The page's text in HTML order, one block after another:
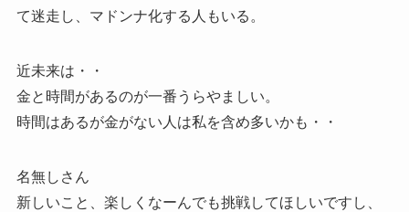
て迷走し、マドンナ化する人もいる。
近未来は・・
金と時間があるのが一番うらやましい。
時間はあるが金がない人は私を含め多いかも・・
名無しさん
新しいこと、楽しくなーんでも挑戦してほしいですし、